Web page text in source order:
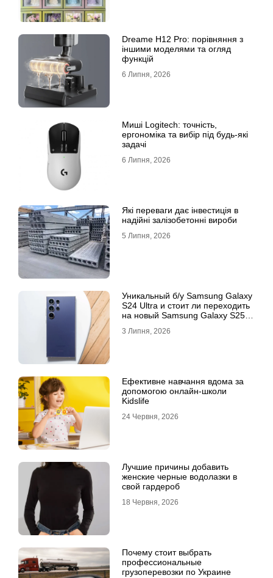
Dreame H12 Pro: порівняння з
іншими моделями та огляд
функцій
6 Липня, 2026
Миші Logitech: точність,
ергономіка та вибір під будь-які
задачі
6 Липня, 2026
Які переваги дає інвестиція в
надійні залізобетонні вироби
5 Липня, 2026
Уникальный б/у Samsung Galaxy
S24 Ultra и стоит ли переходить
на новый Samsung Galaxy S25
3 Липня, 2026
Ефективне навчання вдома за
допомогою онлайн-школи
Kidslife
24 Червня, 2026
Лучшие причины добавить
женские черные водолазки в
свой гардероб
18 Червня, 2026
Почему стоит выбрать
профессиональные
грузоперевозки по Украине